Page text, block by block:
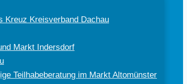
Kreuz Kreisverband Dachau
Markt Indersdorf
Teilhabeberatung im Markt Altomünster